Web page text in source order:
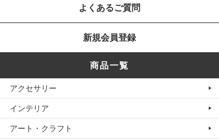
よくあるご質問
新規会員登録
商品一覧
アクセサリー
インテリア
アート・クラフト